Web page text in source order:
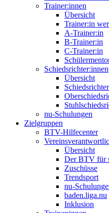
Trainer:innen
Übersicht
Trainer:in
A-Trainer:in
B-Trainer:in
C-Trainer:in
Schiedsrichter:innen
Übersicht
nu-Schulungen
Zielgruppen
BTV-Hilfecenter
Übersicht
Der BTV für
Zuschüsse
Trendsport
nu-
baden.liga.nu
Inklusion